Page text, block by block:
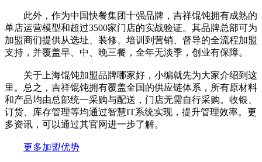
此外，作为中国快餐集团十强品牌，吉祥馄饨拥有成熟的
单店运营模型和超过3500家门店的实战验证。其品牌总部可为
加盟商们提供从选址、装修、培训到营销、督导的全流程加盟
支持，并覆盖早、中、晚三餐，全年无淡季，创业有保障。
关于上海馄饨加盟品牌哪家好，小编就先为大家介绍到这
里。总之，吉祥馄饨拥有覆盖全国的供应链体系，所有原材料
和产品均由总部统一采购与配送，门店无需自行采购。收银、
订货、库存管理等均通过智慧IT系统实现，提升管理效率。更
多资讯，可以通过其官网进一步了解。‌‌‌
更多加盟优势